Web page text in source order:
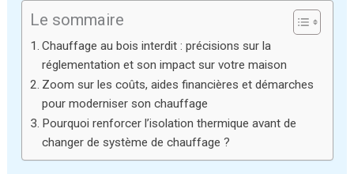
Le sommaire
Chauffage au bois interdit : précisions sur la
réglementation et son impact sur votre maison
Zoom sur les coûts, aides financières et démarches
pour moderniser son chauffage
Pourquoi renforcer l’isolation thermique avant de
changer de système de chauffage ?